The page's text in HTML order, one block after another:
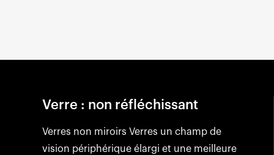
Verre : non réfléchissant
Verres non miroirs Verres un champ de
vision périphérique élargi et une meilleure